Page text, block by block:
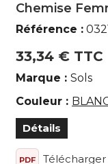
Chemise
Référence :
33,34 € TTC
Marque : Sols
Couleur :
Détails
PDF